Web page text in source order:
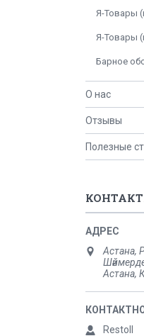
Я-Товары
Я-Товары
Барное
О нас
Отзывы
Полезные
Астана,
Астана,
Restoll